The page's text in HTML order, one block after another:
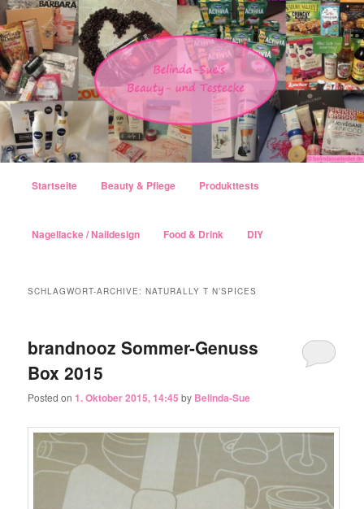
Zum Inhalt wechseln
Zum sekundären Inhalt wechseln
Startseite Beauty & Pflege Produkttests
Nagellacke / Naildesign Food & Drink DIY
SCHLAGWORT-ARCHIVE:NATURALLY T N’SPICES
brandnooz Sommer-Genuss
Box 2015
Posted on1. Oktober 2015, 14:45 by Belinda-Sue